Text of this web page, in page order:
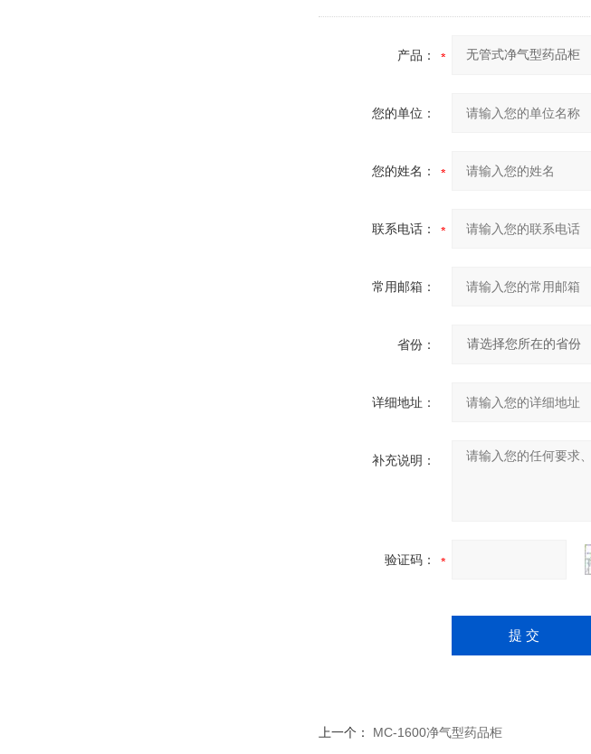
产品：
您的单位：
您的姓名：
联系电话：
常用邮箱：
省份：
详细地址：
补充说明：
验证码：
上一个： MC-1600净气型药品柜